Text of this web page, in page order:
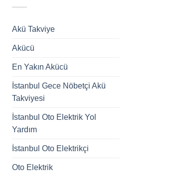
Akü Takviye
Akücü
En Yakın Akücü
İstanbul Gece Nöbetçi Akü
Takviyesi
İstanbul Oto Elektrik Yol
Yardım
İstanbul Oto Elektrikçi
Oto Elektrik